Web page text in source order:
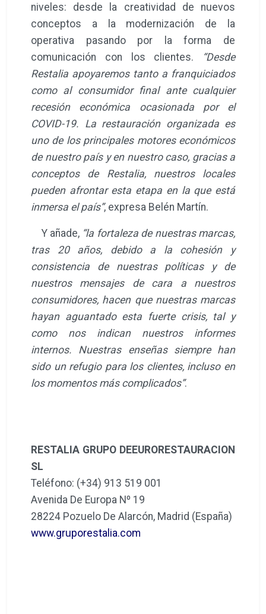
niveles: desde la creatividad de nuevos
conceptos a la modernización de la
operativa pasando por la forma de
comunicación con los clientes.
“Desde
Restalia apoyaremos tanto a franquiciados
como al consumidor final ante cualquier
recesión económica ocasionada por el
COVID-19. La restauración organizada es
uno de los principales motores económicos
de nuestro país y en nuestro caso, gracias a
conceptos de Restalia, nuestros locales
pueden afrontar esta etapa en la que está
inmersa el país”, expresa Belén Martín.
Y añade, “la fortaleza de nuestras marcas,
tras 20 años, debido a la cohesión y
consistencia de nuestras políticas y de
nuestros mensajes de cara a nuestros
consumidores, hacen que nuestras marcas
hayan aguantado esta fuerte crisis, tal y
como nos indican nuestros informes
internos. Nuestras enseñas siempre han
sido un refugio para los clientes, incluso en
los momentos más complicados”.
RESTALIA GRUPO DEEURORESTAURACION
SL
Teléfono: (+34) 913 519 001
Avenida De Europa Nº 19
28224 Pozuelo De Alarcón, Madrid (España)
www.gruporestalia.com